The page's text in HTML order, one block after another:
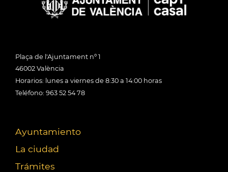
Plaça de l'Ajuntament nº 1
46002 València
Horarios: lunes a viernes de 8:30 a 14:00 horas
Teléfono: 963 52 54 78
Ayuntamiento
La ciudad
Trámites